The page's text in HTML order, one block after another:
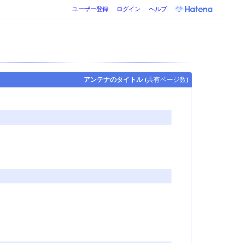
ユーザー登録 ログイン ヘルプ
アンテナのタイトル(共有ページ数)